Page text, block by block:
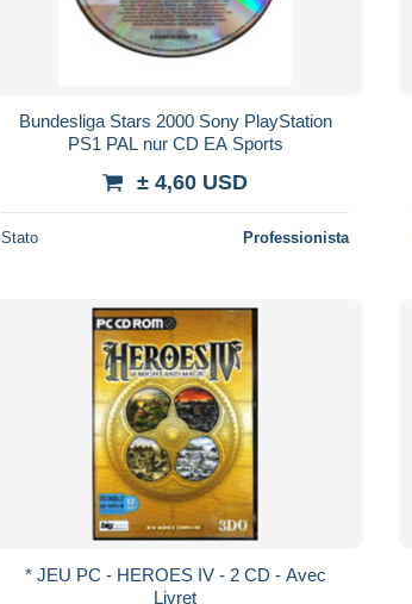
Bundesliga Stars 2000 Sony PlayStation
PS1 PAL nur CD EA Sports
± 4,60 USD
Stato Professionista
* JEU PC - HEROES IV - 2 CD - Avec
Livret